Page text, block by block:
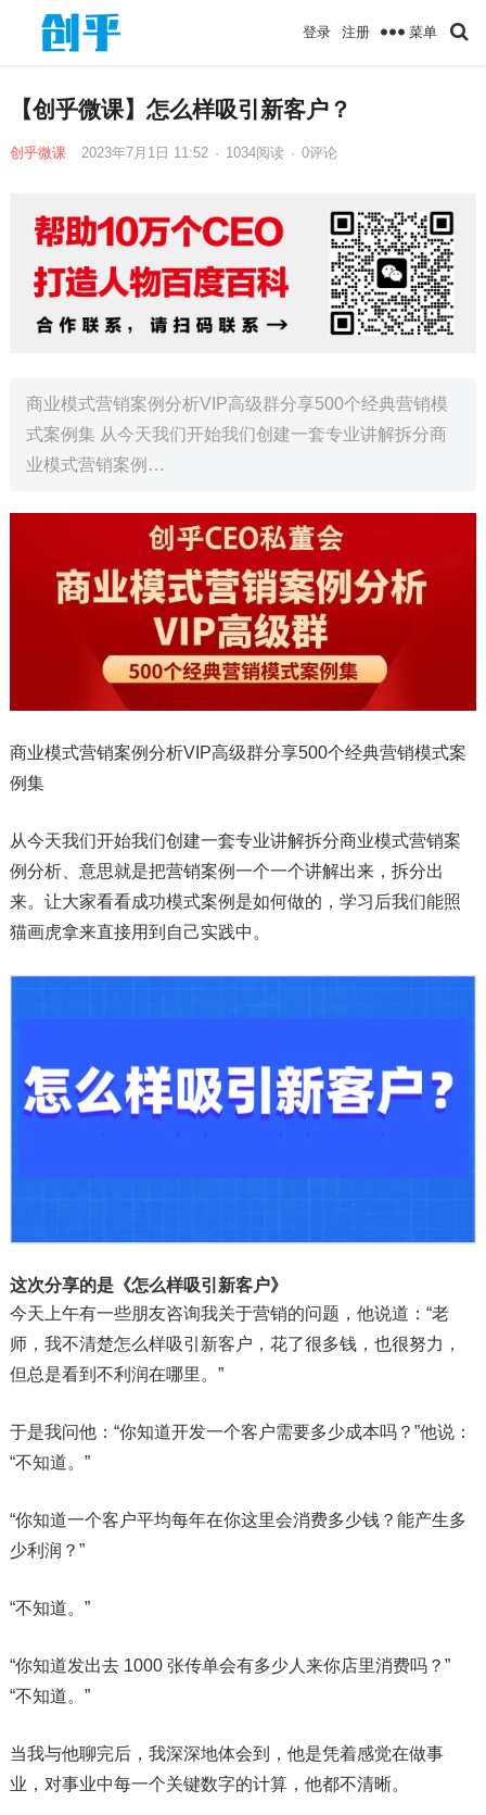
登录 注册 菜单
【创乎微课】怎么样吸引新客户？
创乎微课 2023年7月1日 11:52 · 1034阅读 · 0评论
商业模式营销案例分析VIP高级群分享500个经典营销模
式案例集 从今天我们开始我们创建一套专业讲解拆分商
业模式营销案例…
商业模式营销案例分析VIP高级群分享500个经典营销模式案
例集
从今天我们开始我们创建一套专业讲解拆分商业模式营销案
例分析、意思就是把营销案例一个一个讲解出来，拆分出
来。让大家看看成功模式案例是如何做的，学习后我们能照
猫画虎拿来直接用到自己实践中。
这次分享的是《怎么样吸引新客户》
今天上午有一些朋友咨询我关于营销的问题，他说道：“老
师，我不清楚怎么样吸引新客户，花了很多钱，也很努力，
但总是看到不利润在哪里。”
于是我问他：“你知道开发一个客户需要多少成本吗？”他说：
“不知道。”
“你知道一个客户平均每年在你这里会消费多少钱？能产生多
少利润？”
“不知道。”
“你知道发出去 1000 张传单会有多少人来你店里消费吗？”
“不知道。”
当我与他聊完后，我深深地体会到，他是凭着感觉在做事
业，对事业中每一个关键数字的计算，他都不清晰。